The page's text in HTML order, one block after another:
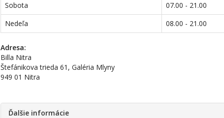
Sobota
07.00 - 21.00
Nedeľa
08.00 - 21.00
Adresa:
Billa Nitra
Štefánikova trieda 61, Galéria Mlyny
949 01 Nitra
Ďalšie informácie